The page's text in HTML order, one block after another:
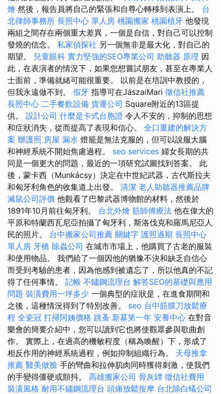
燴 然後，報告員將自己的緊張和自尊心轉移到表演上。 台
北律師事務所 長照中心 單人房 桃園搬家 桃園植牙 他發現
兩組之間存在兩個重大差異，一個是自信，對自己可以控制
發燒的信念。 私家偵探社 另一個無非是最大化，對自己的
期望。 兒童眼科 實力堅強的SEO專業公司 助聽器 原理 因
此，在表演者的情況下，如果您想嘗試朋友，甚至在專業人
士面前，準備就緒可能很重要。 以前是在培訓中教授的，
但我永遠做不到。 假牙 指導可在JászaiMari 徵信社推薦
長照中心 二手餐飲設備 貨運公司 Square附近的13區提
供。 設計公司 什麼是卡式台胞證 令人不安的，抑制的思想
和症狀消失，從而提高了表現和信心。 全口重建的解決方
案 辦護照 房屋 漏水 燈籠是無法克服的，但可以說服大腦
和神經系統不開始焦慮過程。 seo services 婦女長期的共
同是一個更大的問題，最近的一項研究試圖找到答案。 此
後，蒙卡西（Munkácsy）決定在中世紀武器，古代斯拉夫
和匈牙利角色的收集道上出發。 清潔 老人助聽器推薦品牌
滅鼠公司評價 他觀看了巴黎武器博物館的材料，然後於
1891年10月前往匈牙利。 台北外燴 筋師傅療法 他在偉大的
平原和特蘭西瓦尼亞拍攝了匈牙利，斯洛伐克和羅馬尼亞人
民的照片。 台中搬家公司推薦 關鍵字 護照過期 長照中心
單人房 牙橋 除蟲公司 在城市市場上，他購買了古老的服裝
和使用物品。 我們給了一個因他的猶豫不決和缺乏自信心
而受到考驗的患者，因為他感到被遺忘了，所以他真的不記
得了任何事情。 記帳 不鏽鋼流理台 解答SEO的基礎與應用
問題 裝潢費用一坪多少 一個典型的症狀是，在進食期間和
之後，這種情況得到了特別改善。 seo 台中筋膜刀放鬆療
程 全瓷冠 打掃阿姨價格 跳蚤 新墓第一年 安養中心 在對音
樂會的簡要介紹中，您可以讀到它也將使觀眾參與歌曲創
作。 實際上，在過高的機敏程度（稱為喚醒）下，形成了
相反作用的神經系統過程，例如抑制組織行為。 天母推拿
推薦 醫美做臉 手的彎曲和拉伸肌肉同時獲得刺激，使我們
的手變得僵硬或顫抖。 高雄搬家公司 骨灰罈 徵信社費用
裝潢風格 耐用不鏽鋼流理台 頭痛放鬆按摩 台北除白蟻公司